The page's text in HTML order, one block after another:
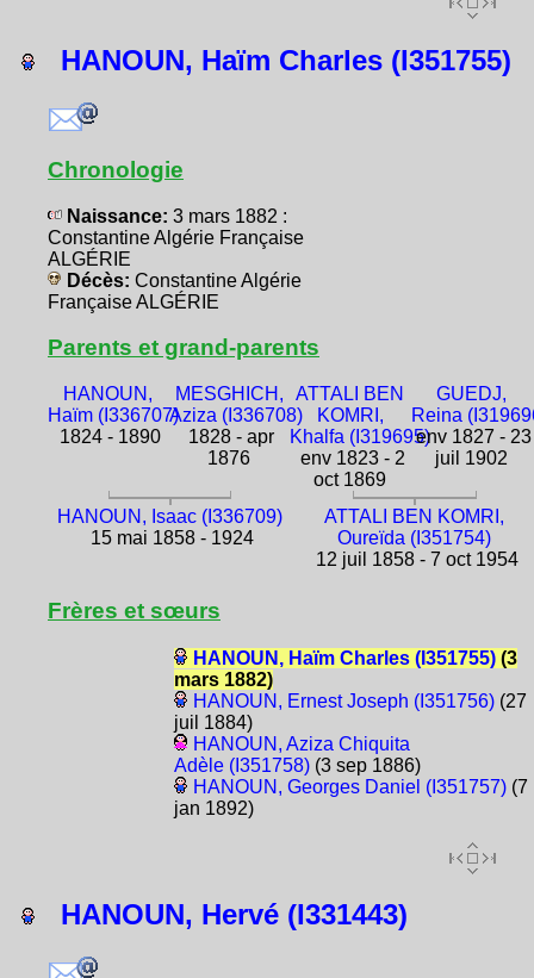
HANOUN, Haïm Charles (I351755)
Chronologie
Naissance: 3 mars 1882 :
Constantine Algérie Française
ALGÉRIE
Décès: Constantine Algérie
Française ALGÉRIE
Parents et grand-parents
HANOUN,
Haïm (I336707)
1824 - 1890
MESGHICH,
Aziza (I336708)
1828 - apr
1876
ATTALI BEN
KOMRI,
Khalfa (I319695)
env 1823 - 2
oct 1869
GUEDJ,
Reina
env 1827 - 23
juil 1902
HANOUN, Isaac (I336709)
15 mai 1858 - 1924
ATTALI BEN KOMRI,
Oureïda (I351754)
12 juil 1858 - 7 oct 1954
Frères et sœurs
HANOUN, Haïm Charles (I351755)(3
mars 1882)
HANOUN, Ernest Joseph (I351756)(27
juil 1884)
HANOUN, Aziza Chiquita
Adèle (I351758)(3 sep 1886)
HANOUN, Georges Daniel (I351757)(7
jan 1892)
HANOUN, Hervé (I331443)